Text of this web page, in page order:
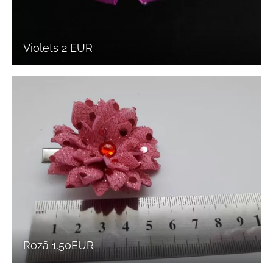
Violēts 2 EUR
Rozā 1.50EUR